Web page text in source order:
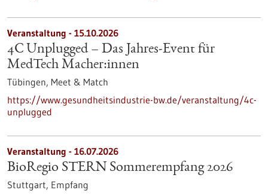
Veranstaltung - 15.10.2026
4C Unplugged – Das Jahres‑Event für
MedTech Macher:innen
Tübingen, Meet & Match
https://www.gesundheitsindustrie-bw.de/veranstaltung/4c-
unplugged
Veranstaltung - 16.07.2026
BioRegio STERN Sommerempfang 2026
Stuttgart, Empfang